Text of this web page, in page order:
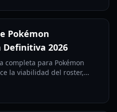
Pokémon
Definitiva 2026
completa para Pokémon
la viabilidad del roster,